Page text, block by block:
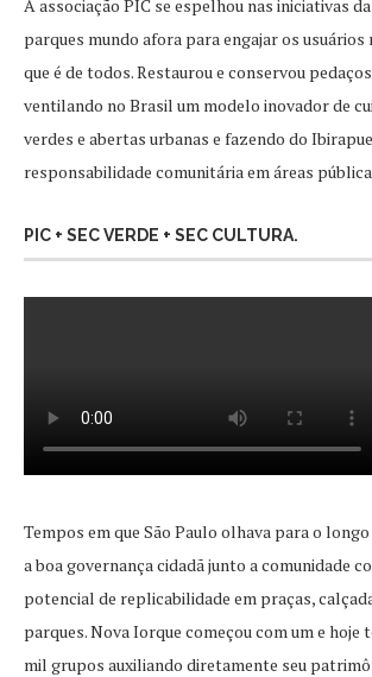
A associação PIC se espelhou nas iniciativas
parques mundo afora para engajar os usuários
que é de todos. Restaurou e conservou
ventilando no Brasil um modelo inovador de
verdes e abertas urbanas e fazendo do
responsabilidade comunitária em áreas
PIC + SEC VERDE + SEC CULTURA.
Tempos em que São Paulo olhava para o
a boa governança cidadã junto a comunidade
potencial de replicabilidade em praças,
parques. Nova Iorque começou com um e hoje
mil grupos auxiliando diretamente seu